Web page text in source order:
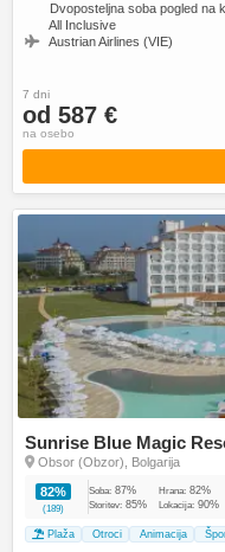
Dvoposteljna soba pogled na
All Inclusive
Austrian Airlines (VIE)
7 dni
od 587 €
na osebo
Sunrise Blue Magic
Obsor (Obzor), Bolgarija
82%
(189)
Soba: 87% Hrana: 82%
Storitev: 85% Lokacija: 90%
Plaža Otroci Animacija